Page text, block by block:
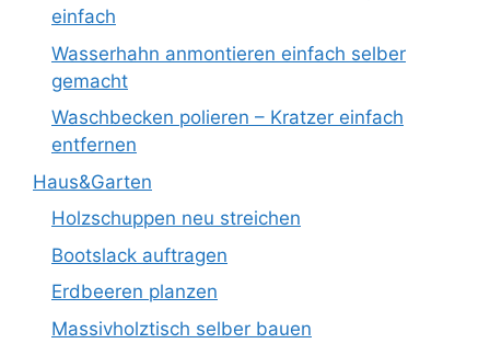
einfach
Wasserhahn anmontieren einfach selber
gemacht
Waschbecken polieren – Kratzer einfach
entfernen
Haus&Garten
Holzschuppen neu streichen
Bootslack auftragen
Erdbeeren planzen
Massivholztisch selber bauen